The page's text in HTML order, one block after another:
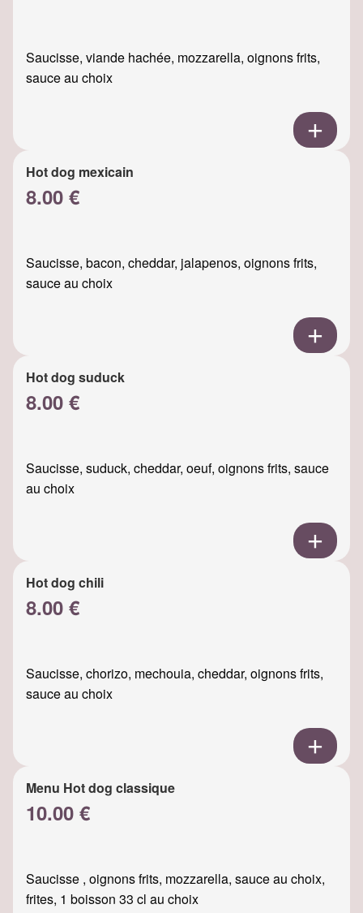
Saucisse, viande hachée, mozzarella, oignons frits,
sauce au choix
Hot dog mexicain
8.00 €
Saucisse, bacon, cheddar, jalapenos, oignons frits,
sauce au choix
Hot dog suduck
8.00 €
Saucisse, suduck, cheddar, oeuf, oignons frits, sauce
au choix
Hot dog chili
8.00 €
Saucisse, chorizo, mechouia, cheddar, oignons frits,
sauce au choix
Menu Hot dog classique
10.00 €
Saucisse , oignons frits, mozzarella, sauce au choix,
frites, 1 boisson 33 cl au choix